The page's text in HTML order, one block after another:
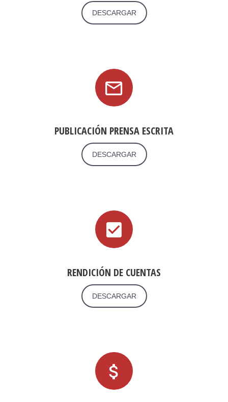
DESCARGAR
PUBLICACIÓN PRENSA ESCRITA
DESCARGAR
RENDICIÓN DE CUENTAS
DESCARGAR